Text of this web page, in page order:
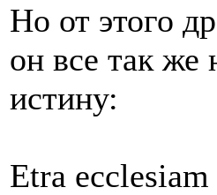
Но от этого
он все так же
истину:
Etra ecclesiam